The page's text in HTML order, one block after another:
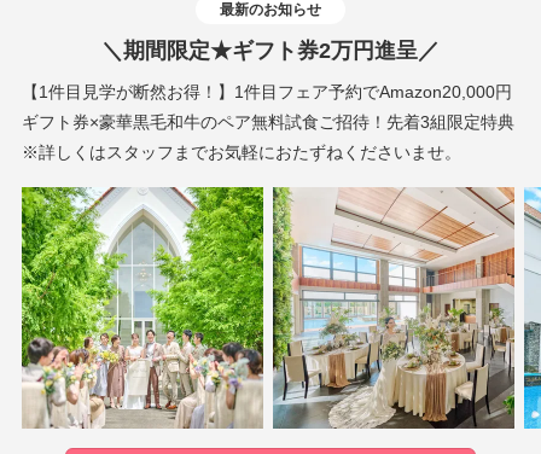
最新のお知らせ
＼期間限定★ギフト券2万円進呈／
【1件目見学が断然お得！】1件目フェア予約でAmazon20,000円
ギフト券×豪華黒毛和牛のペア無料試食ご招待！先着3組限定特典
※詳しくはスタッフまでお気軽におたずねくださいませ。